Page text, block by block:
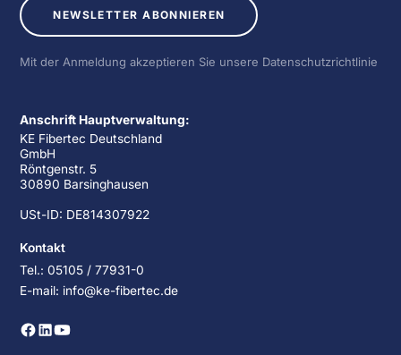
NEWSLETTER ABONNIEREN
Mit der Anmeldung akzeptieren Sie unsere Datenschutzrichtlinie
Anschrift Hauptverwaltung:
KE Fibertec Deutschland
GmbH
Röntgenstr. 5
30890 Barsinghausen
USt-ID: DE814307922
Kontakt
Tel.: 05105 / 77931-0
E-mail: info@ke-fibertec.de